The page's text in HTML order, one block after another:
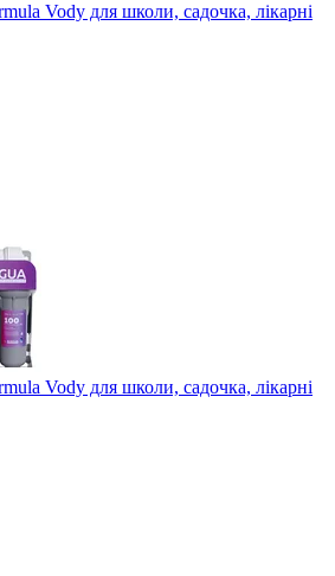
Vody для школи, садочка, лікарні
Vody для школи, садочка, лікарні